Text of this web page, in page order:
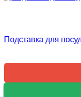
Подставка для